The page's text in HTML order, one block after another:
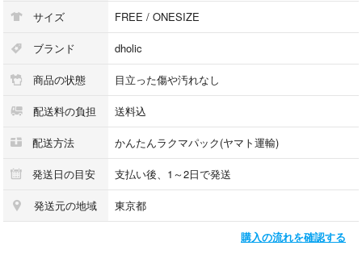
サイズ FREE / ONESIZE
ブランド dholic
商品の状態 目立った傷や汚れなし
配送料の負担 送料込
配送方法 かんたんラクマパック(ヤマト運輸)
発送日の目安 支払い後、1～2日で発送
発送元の地域 東京都
購入の流れを確認する